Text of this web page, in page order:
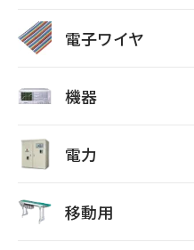
電子ワイヤ
機器
電力
移動用